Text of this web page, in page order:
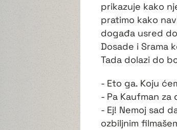
prikazuje kako
pratimo kako
događa usred
Dosade i Srama
Tada dolazi do
- Eto ga. Koju
- Pa Kaufman za
- Ej! Nemoj sad
ozbiljnim